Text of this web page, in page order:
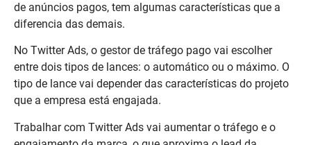
de anúncios pagos, tem algumas características que a
diferencia das demais.
No Twitter Ads, o gestor de tráfego pago vai escolher
entre dois tipos de lances: o automático ou o máximo. O
tipo de lance vai depender das características do projeto
que a empresa está engajada.
Trabalhar com Twitter Ads vai aumentar o tráfego e o